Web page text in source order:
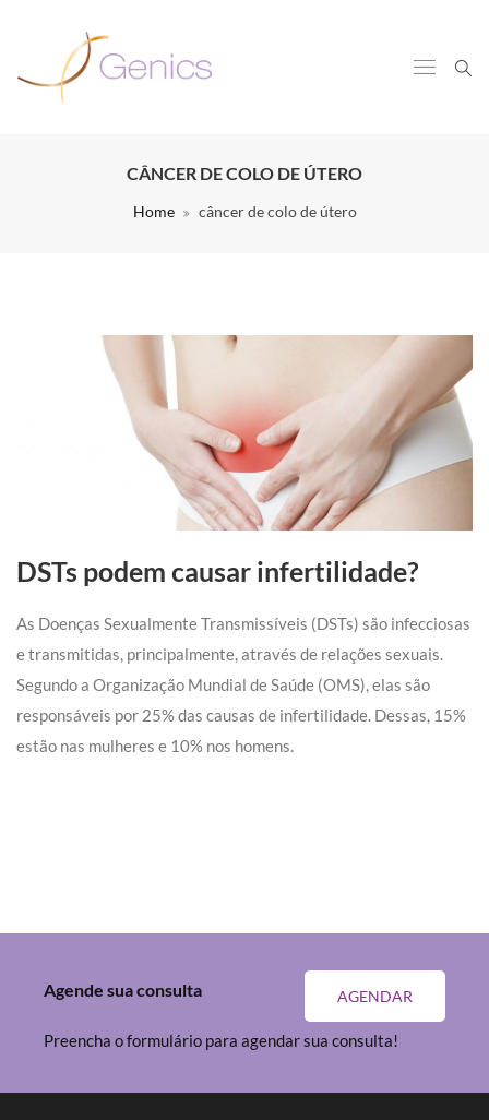
CÂNCER DE COLO DE ÚTERO
Home câncer de colo de útero
DSTs podem causar infertilidade?
As Doenças Sexualmente Transmissíveis (DSTs) são infecciosas
e transmitidas, principalmente, através de relações sexuais.
Segundo a Organização Mundial de Saúde (OMS), elas são
responsáveis por 25% das causas de infertilidade. Dessas, 15%
estão nas mulheres e 10% nos homens.
AGENDAR
Agende sua consulta
Preencha o formulário para agendar sua consulta!